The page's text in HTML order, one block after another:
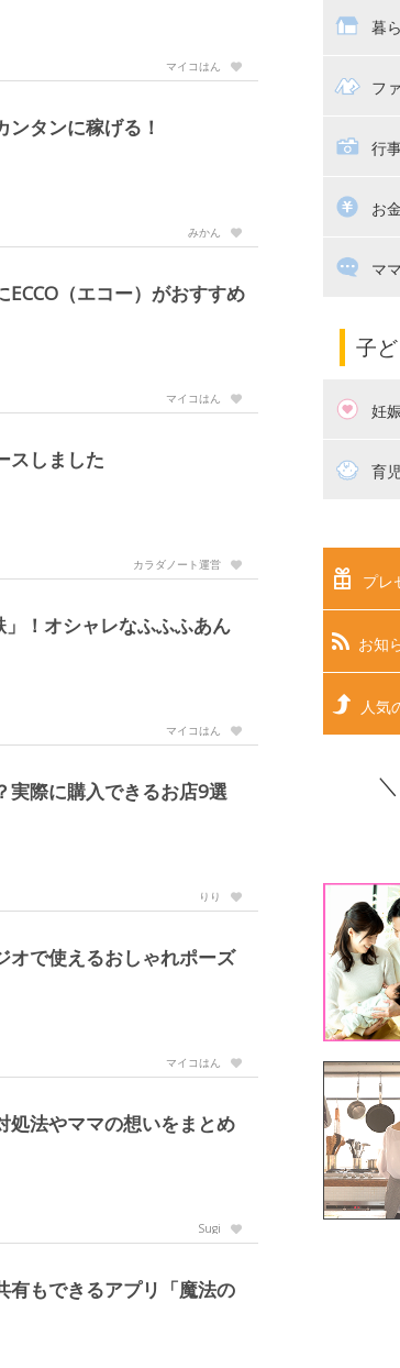
マイコはん
タンに稼げる！
みかん
（エコー）がおすすめ
マイコはん
スしました
カラダノート運営
」！オシャレなふふふあん
マイコはん
実際に購入できるお店9選
りり
オで使えるおしゃれポーズ
マイコはん
処法やママの想いをまとめ
Sugi
有もできるアプリ「魔法の
抱っこ紐
教育・習
幼稚園
絵本
暮
ママの日
家族関
掃除
フ
子供の服
行
漫画
出産祝い
お金
住宅購入
マ
子育てコ
子
妊
妊活 育
生後2ヶ
生後4ヶ
生後6ヶ
3才
5才
プレ
お知
人気